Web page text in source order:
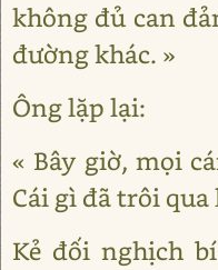
không đủ can
đường khác. »
Ông lặp lại:
« Bây giờ, mọi
Cái gì đã trôi qua
Kẻ đối nghịch